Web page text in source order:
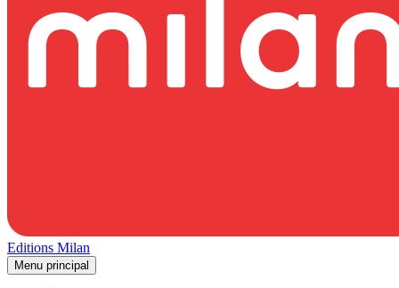
Editions Milan
Menu principal